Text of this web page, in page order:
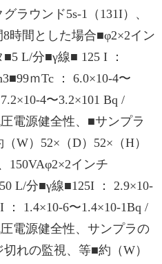
ラウンド5s-1（131I）、
時間とした場合■φ2×2イン
L/分■γ線■ 125 I ：
ｍTc ： 6.0×10-4〜
4〜3.2×101 Bq /
電源健全性、■サンプラ
W）52×（D）52×（H）
150VAφ2×2インチ
L/分■γ線■125I ： 2.9×10-
： 1.4×10-6〜1.4×10-1Bq /
電源健全性、サンプラの
れの監視、等■約（W）